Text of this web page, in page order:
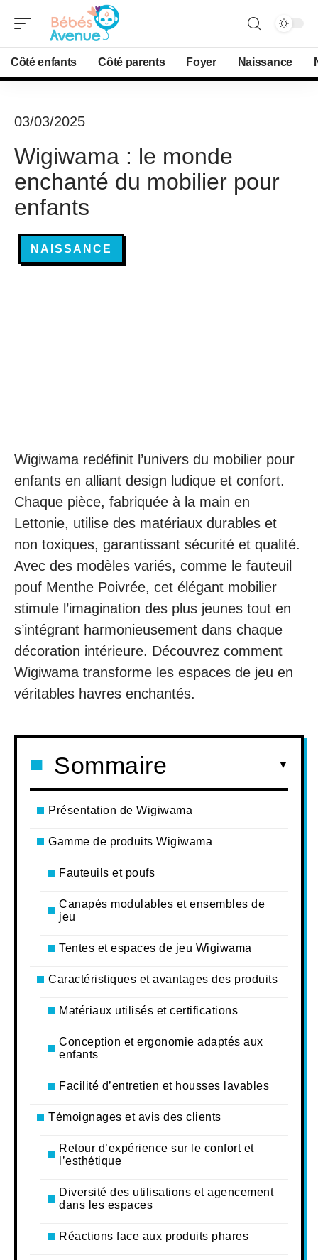
Côté enfants Côté parents Foyer Naissance
03/03/2025
Wigiwama : le monde
enchanté du mobilier pour
enfants
NAISSANCE
Wigiwama redéfinit l’univers du mobilier pour
enfants en alliant design ludique et confort.
Chaque pièce, fabriquée à la main en
Lettonie, utilise des matériaux durables et
non toxiques, garantissant sécurité et qualité.
Avec des modèles variés, comme le fauteuil
pouf Menthe Poivrée, cet élégant mobilier
stimule l’imagination des plus jeunes tout en
s’intégrant harmonieusement dans chaque
décoration intérieure. Découvrez comment
Wigiwama transforme les espaces de jeu en
véritables havres enchantés.
Sommaire
Présentation de Wigiwama
Gamme de produits Wigiwama
Fauteuils et poufs
Canapés modulables et ensembles de
jeu
Tentes et espaces de jeu Wigiwama
Caractéristiques et avantages des produits
Matériaux utilisés et certifications
Conception et ergonomie adaptés aux
enfants
Facilité d’entretien et housses lavables
Témoignages et avis des clients
Retour d’expérience sur le confort et
l’esthétique
Diversité des utilisations et agencement
dans les espaces
Réactions face aux produits phares